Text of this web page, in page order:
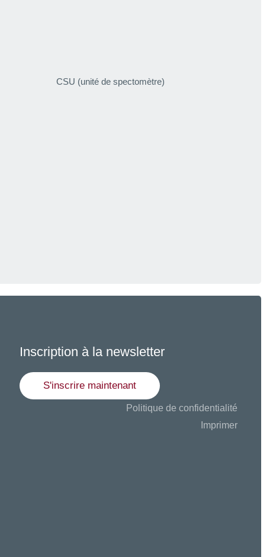
CSU (unité de spectomètre)
Inscription à la newsletter
S'inscrire maintenant
Politique de confidentialité
Imprimer